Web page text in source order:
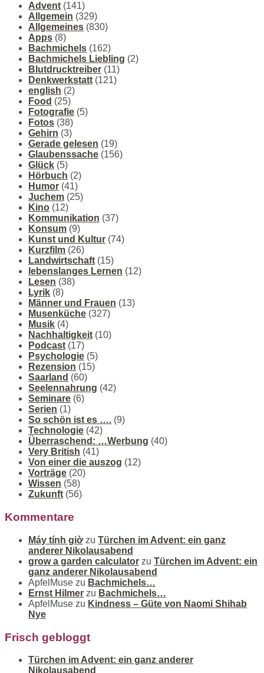
Advent (141)
Allgemein (329)
Allgemeines (830)
Apps (8)
Bachmichels (162)
Bachmichels Liebling (2)
Blutdrucktreiber (11)
Denkwerkstatt (121)
english (2)
Food (25)
Fotografie (5)
Fotos (38)
Gehirn (3)
Gerade gelesen (19)
Glaubenssache (156)
Glück (5)
Hörbuch (2)
Humor (41)
Juchem (25)
Kino (12)
Kommunikation (37)
Konsum (9)
Kunst und Kultur (74)
Kurzfilm (26)
Landwirtschaft (15)
lebenslanges Lernen (12)
Lesen (38)
Lyrik (8)
Männer und Frauen (13)
Musenküche (327)
Musik (4)
Nachhaltigkeit (10)
Podcast (17)
Psychologie (5)
Rezension (15)
Saarland (60)
Seelennahrung (42)
Seminare (6)
Serien (1)
So schön ist es …. (9)
Technologie (42)
Überraschend: …Werbung (40)
Very British (41)
Von einer die auszog (12)
Vorträge (20)
Wissen (58)
Zukunft (56)
Kommentare
Máy tính giờzu Türchen im Advent: ein ganz
anderer Nikolausabend
grow a garden calculator zu Türchen im Advent: ein
ganz anderer Nikolausabend
ApfelMuse zu Bachmichels…
Ernst Hilmer zu Bachmichels…
ApfelMuse zu Kindness – Güte von Naomi Shihab
Nye
Frisch gebloggt
Türchen im Advent: ein ganz anderer
Nikolausabend